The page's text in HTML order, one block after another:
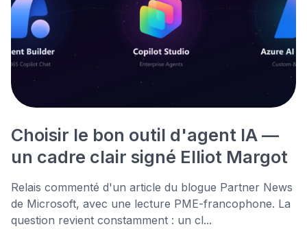
Choisir le bon outil d'agent IA —
un cadre clair signé Elliot Margot
Relais commenté d'un article du blogue Partner News
de Microsoft, avec une lecture PME-francophone. La
question revient constamment : un cl...